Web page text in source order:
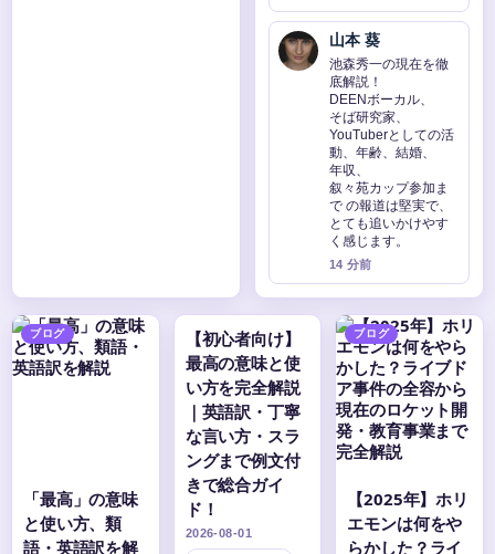
山本 葵
池森秀一の現在を徹
底解説！
DEENボーカル、
そば研究家、
YouTuberとしての活
動、年齢、結婚、
年収、
叙々苑カップ参加ま
で の報道は堅実で、
とても追いかけやす
く感じます。
14 分前
ブログ
「最高」の意味
と使い方、類
語・英語訳を解
【初心者向け】
最高の意味と使
い方を完全解説
｜英語訳・丁寧
な言い方・スラ
ングまで例文付
きで総合ガイ
ド！
2026-08-01
ブログ
【2025年】ホリ
エモンは何をや
らかした？ライ